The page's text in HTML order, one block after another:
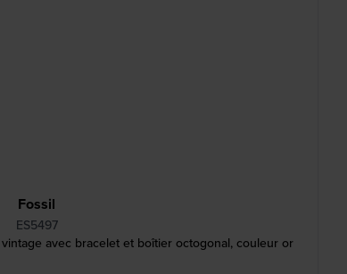
Fossil
ES5497
avec bracelet et boîtier octogonal, couleur or